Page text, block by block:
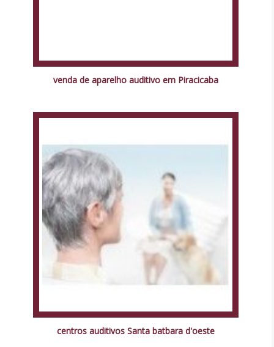
venda de aparelho auditivo em Piracicaba
centros auditivos Santa batbara d'oeste